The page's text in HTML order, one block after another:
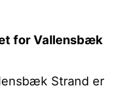
for Vallensbæk
Strand er